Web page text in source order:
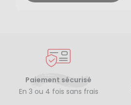
Paiement sécurisé
En 3 ou 4 fois sans frais